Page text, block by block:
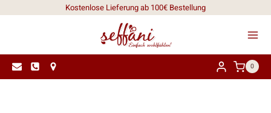
Kostenlose Lieferung ab 100€ Bestellung
0